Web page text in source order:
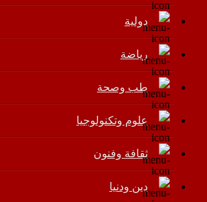
دولية
رياضة
طب وصحة
علوم وتكنولوجيا
ثقافة وفنون
دين ودنيا